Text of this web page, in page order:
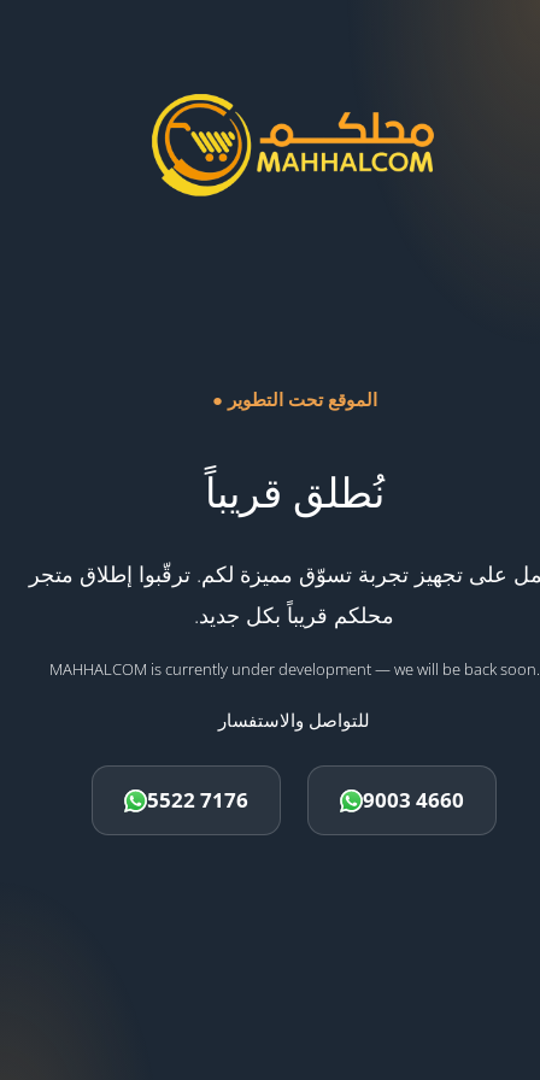
● الموقع تحت التطوير
نُطلق قريباً
على تجهيز تجربة تسوّق مميزة لكم. ترقّبوا إطلاق متجر
محلكم قريباً بكل جديد.
MAHHALCOM is currently under development — we will be back soon.
للتواصل والاستفسار
5522 7176 9003 4660